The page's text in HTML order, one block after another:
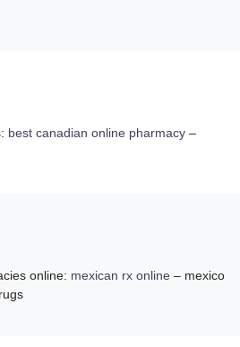
best canadian online pharmacy –
online: mexican rx online – mexico